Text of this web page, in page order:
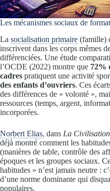
Les mécanismes sociaux de
La socialisation primaire (famille)
inscrivent dans les corps mêmes
différenciées. Une étude
l’OCDE (2022) montre que 72%
cadres pratiquent une activité
des enfants d’ouvriers. Ces
des différences de « volonté »,
ressources (temps, argent,
incorporées.
Norbert Elias, dans La
déjà montré comment les
(manières de table, contrôle des
époques et les groupes sociaux.
habitudes » n’est jamais neutre :
d’une norme dominante qui
populaires.